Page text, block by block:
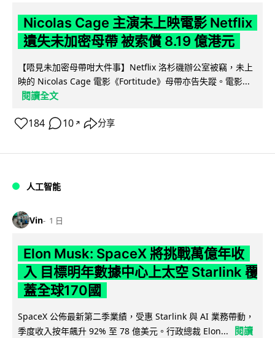
Nicolas Cage 主演未上映電影 Netflix
遺失未加密母帶 被索償 8.19 億港元
【唔見未加密母帶咁大件事】Netflix 洛杉磯辦公室被竊，未上
映的 Nicolas Cage 電影《Fortitude》母帶亦告失蹤。電影...
閱讀全文
184 10 ↗ 分享
人工智能
Vin 1 日
Elon Musk: SpaceX 將挑戰萬億年收
入 目標明年數據中心上太空 Starlink 覆
蓋全球170國
SpaceX 公佈最新第二季業績，受惠 Starlink 與 AI 業務帶動，
季度收入按年飆升 92% 至 78 億美元。行政總裁 Elon...
閱讀